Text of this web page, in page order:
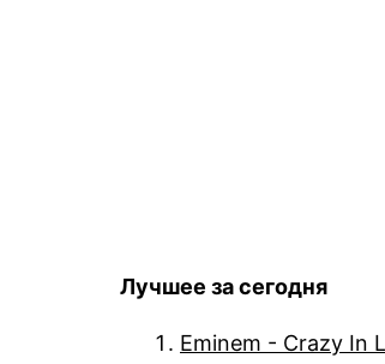
Лучшее за сегодня
Eminem - Crazy In